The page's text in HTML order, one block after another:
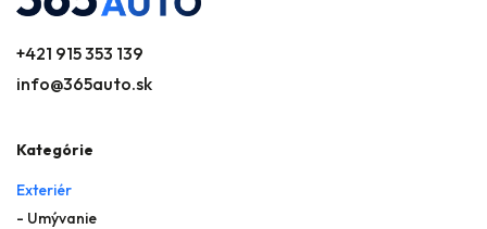
+421 915 353 139
info@365auto.sk
Kategórie
Exteriér
- Umývanie